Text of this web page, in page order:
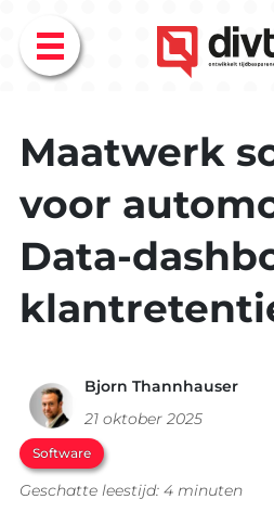
Menu
Maatwerk
voor
Data-
Bjorn Thannhauser
21 oktober 2025
Software
Geschatte leestijd: 4 minuten